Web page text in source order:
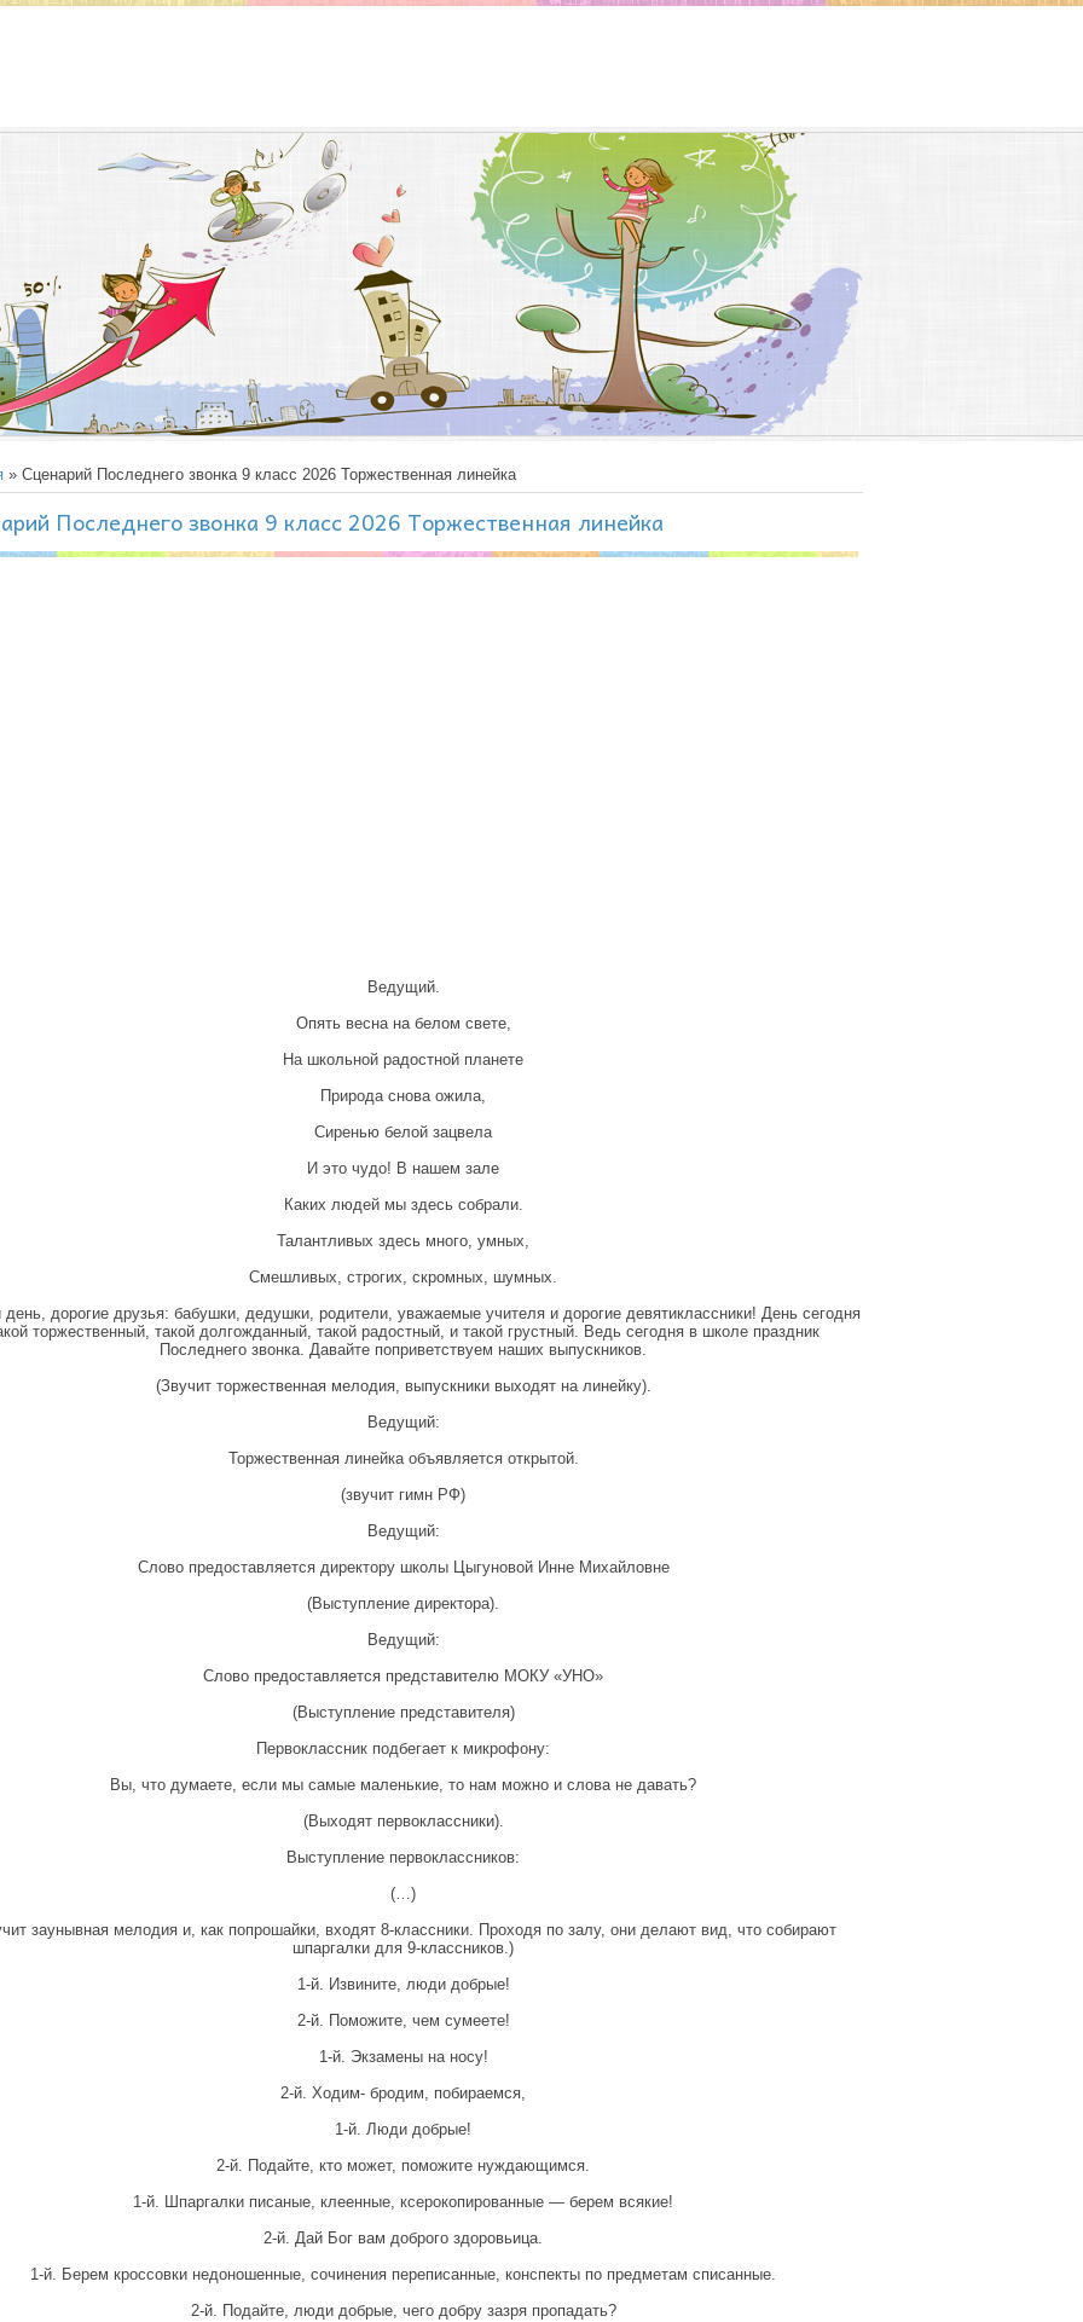
» Сценарий Последнего звонка 9 класс 2026 Торжественная линейка
Последнего звонка 9 класс 2026 Торжественная линейка
Ведущий.
Опять весна на белом свете,
На школьной радостной планете
Природа снова ожила,
Сиренью белой зацвела
И это чудо! В нашем зале
Каких людей мы здесь собрали.
Талантливых здесь много, умных,
Смешливых, строгих, скромных, шумных.
дорогие друзья: бабушки, дедушки, родители, уважаемые учителя и дорогие девятиклассники! День сегодня
торжественный, такой долгожданный, такой радостный, и такой грустный. Ведь сегодня в школе праздник
Последнего звонка. Давайте поприветствуем наших выпускников.
(Звучит торжественная мелодия, выпускники выходят на линейку).
Ведущий:
Торжественная линейка объявляется открытой.
(звучит гимн РФ)
Ведущий:
Слово предоставляется директору школы Цыгуновой Инне Михайловне
(Выступление директора).
Ведущий:
Слово предоставляется представителю МОКУ «УНО»
(Выступление представителя)
Первоклассник подбегает к микрофону:
Вы, что думаете, если мы самые маленькие, то нам можно и слова не давать?
(Выходят первоклассники).
Выступление первоклассников:
(…)
заунывная мелодия и, как попрошайки, входят 8-классники. Проходя по залу, они делают вид, что собирают
шпаргалки для 9-классников.)
1-й. Извините, люди добрые!
2-й. Поможите, чем сумеете!
1-й. Экзамены на носу!
2-й. Ходим- бродим, побираемся,
1-й. Люди добрые!
2-й. Подайте, кто может, поможите нуждающимся.
1-й. Шпаргалки писаные, клеенные, ксерокопированные — берем всякие!
2-й. Дай Бог вам доброго здоровьица.
1-й. Берем кроссовки недоношенные, сочинения переписанные, конспекты по предметам списанные.
2-й. Подайте, люди добрые, чего добру зазря пропадать?